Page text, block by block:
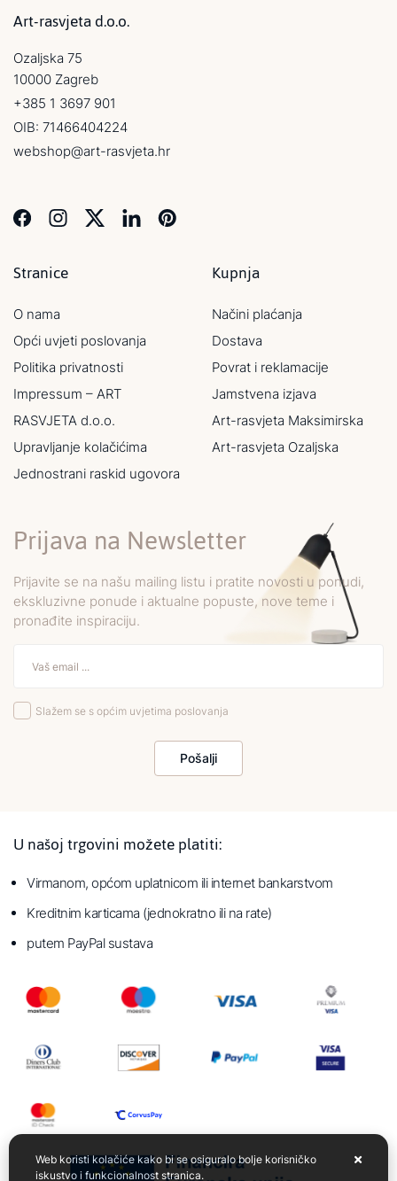
Art-rasvjeta d.o.o.
Ozaljska 75
10000 Zagreb
+385 1 3697 901
OIB: 71466404224
webshop@art-rasvjeta.hr
Stranice
O nama
Opći uvjeti poslovanja
Politika privatnosti
Impressum – ART
RASVJETA d.o.o.
Upravljanje kolačićima
Jednostrani raskid ugovora
Kupnja
Načini plaćanja
Dostava
Povrat i reklamacije
Jamstvena izjava
Art-rasvjeta Maksimirska
Art-rasvjeta Ozaljska
Prijava na Newsletter
Prijavite se na našu mailing listu i pratite novosti u ponudi,
ekskluzivne ponude i aktualne popuste, nove teme i
pronađite inspiraciju.
Slažem se s općim uvjetima poslovanja
Pošalji
U našoj trgovini možete platiti:
Virmanom, općom uplatnicom ili internet bankarstvom
Kreditnim karticama (jednokratno ili na rate)
putem PayPal sustava
Web koristi kolačiće kako bi se osiguralo bolje korisničko
iskustvo i funkcionalnost stranica.